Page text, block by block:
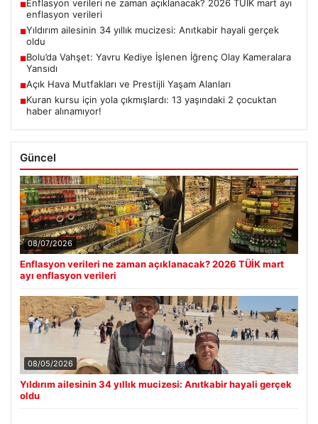
■Enflasyon verileri ne zaman açıklanacak? 2026 TÜİK mart ayı
enflasyon verileri
■Yıldırım ailesinin 34 yıllık mucizesi: Anıtkabir hayali gerçek
oldu
■Bolu’da Vahşet: Yavru Kediye İşlenen İğrenç Olay Kameralara
Yansıdı
■Açık Hava Mutfakları ve Prestijli Yaşam Alanları
■Kuran kursu için yola çıkmışlardı: 13 yaşındaki 2 çocuktan
haber alınamıyor!
Güncel
08/07/2026
Enflasyon verileri ne zaman açıklanacak? 2026 TÜİK mart
ayı enflasyon verileri
08/05/2026
Yıldırım ailesinin 34 yıllık mucizesi: Anıtkabir hayali gerçek
oldu